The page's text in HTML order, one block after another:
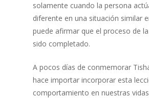
solamente cuando la persona
diferente en una situación similar
puede afirmar que el proceso de
sido completado.
A pocos días de conmemorar
hace importar incorporar esta
comportamiento en nuestras